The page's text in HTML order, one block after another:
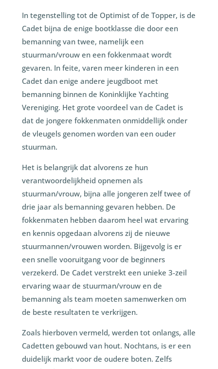
In tegenstelling tot de Optimist of de Topper, is de
Cadet bijna de enige bootklasse die door een
bemanning van twee, namelijk een
stuurman/vrouw en een fokkenmaat wordt
gevaren. In feite, varen meer kinderen in een
Cadet dan enige andere jeugdboot met
bemanning binnen de Koninklijke Yachting
Vereniging. Het grote voordeel van de Cadet is
dat de jongere fokkenmaten onmiddellijk onder
de vleugels genomen worden van een ouder
stuurman.
Het is belangrijk dat alvorens ze hun
verantwoordelijkheid opnemen als
stuurman/vrouw, bijna alle jongeren zelf twee of
drie jaar als bemanning gevaren hebben. De
fokkenmaten hebben daarom heel wat ervaring
en kennis opgedaan alvorens zij de nieuwe
stuurmannen/vrouwen worden. Bijgevolg is er
een snelle vooruitgang voor de beginners
verzekerd. De Cadet verstrekt een unieke 3-zeil
ervaring waar de stuurman/vrouw en de
bemanning als team moeten samenwerken om
de beste resultaten te verkrijgen.
Zoals hierboven vermeld, werden tot onlangs, alle
Cadetten gebouwd van hout. Nochtans, is er een
duidelijk markt voor de oudere boten. Zelfs